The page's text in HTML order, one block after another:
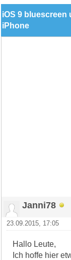
iOS 9 bluescreen
iPhone
Janni78
23.09.2015, 17:05
Hallo Leute,
Ich hoffe hier